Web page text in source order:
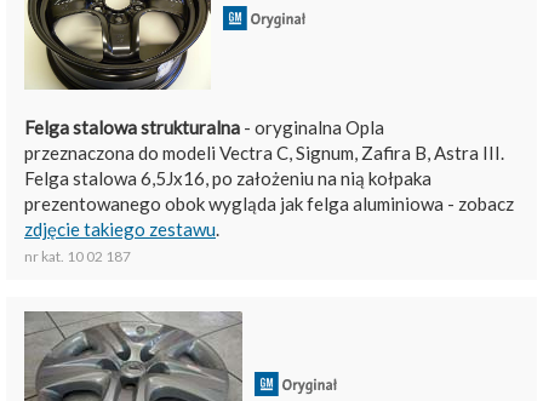
Felga stalowa strukturalna - oryginalna Opla
przeznaczona do modeli Vectra C, Signum, Zafira B, Astra III.
Felga stalowa 6,5Jx16, po założeniu na nią kołpaka
prezentowanego obok wygląda jak felga aluminiowa - zobacz
zdjęcie takiego zestawu.
nr kat. 10 02 187